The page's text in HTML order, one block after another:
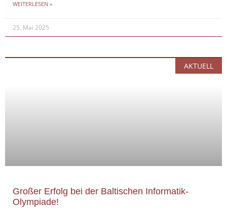
WEITERLESEN »
25. Mai 2025
AKTUELL
Großer Erfolg bei der Baltischen Informatik-
Olympiade!